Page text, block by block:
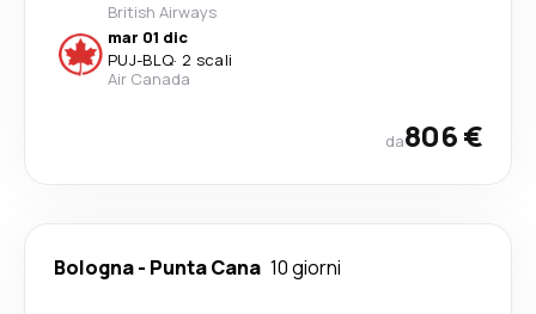
British Airways
mar 01 dic
PUJ-BLQ· 2 scali
Air Canada
da806 €
Bologna- Punta Cana 10 giorni